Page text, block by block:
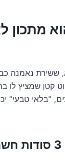
מתכון
ששירת נאמנה
קטן שמציץ לו
"בלאי טבעי"